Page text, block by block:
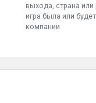
выхода, страна
игра была или
компании